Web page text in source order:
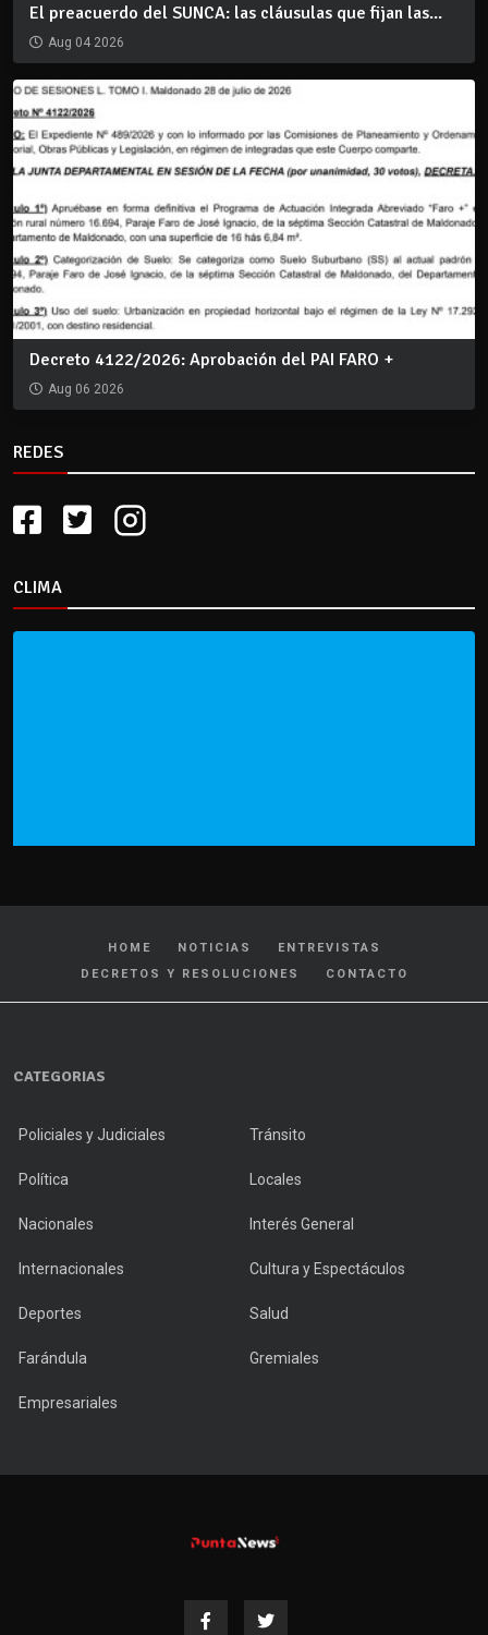
El preacuerdo del SUNCA: las cláusulas que fijan las...
Aug 04 2026
Decreto 4122/2026: Aprobación del PAI FARO +
Aug 06 2026
REDES
CLIMA
HOME NOTICIAS
ENTREVISTAS
DECRETOS Y RESOLUCIONES
CONTACTO
CATEGORIAS
Policiales y Judiciales Tránsito
Política Locales
Nacionales Interés General
Internacionales Cultura y Espectáculos
Deportes Salud
Farándula Gremiales
Empresariales